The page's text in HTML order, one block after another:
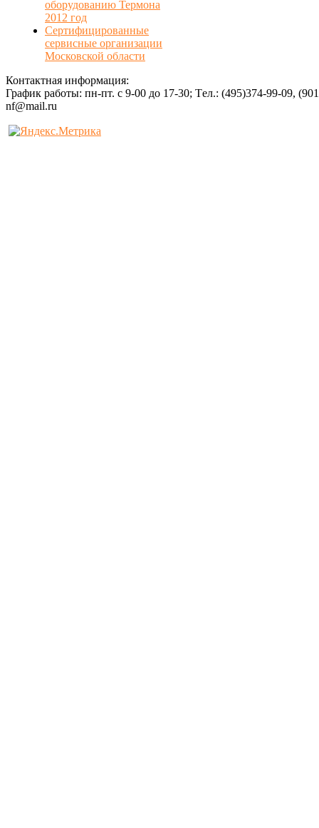
оборудованию Термона
2012 год
Сертифицированные
сервисные организации
Московской области
Контактная информация:
График работы: пн-пт. с 9-00 до 17-30; Tел.: (495)374-99-09,
nf@mail.ru